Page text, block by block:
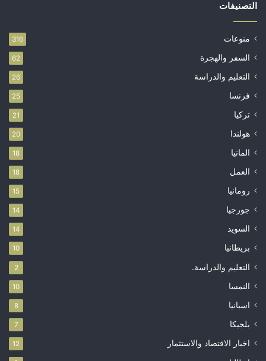
التصنيفات
منوعات 316
السفر والهجرة 62
التعليم والدراسة 26
فرنسا 25
تركيا 21
هولندا 20
المانيا 18
العمل 18
رومانيا 15
جورجيا 14
السويد 14
بريطانيا 10
التعليم والدراسة. 2
النمسا 10
اسبانيا 8
بلجيكا 7
اخبار الاقتصاد والاستثمار 12